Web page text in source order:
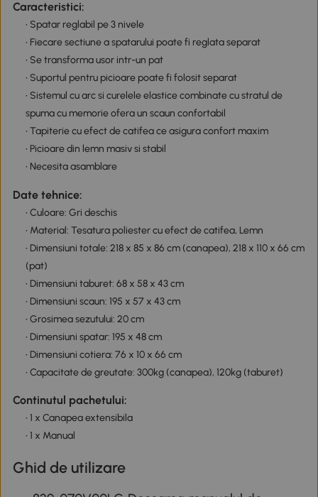
Caracteristici:
• Spatar reglabil pe 3 nivele
• Fiecare sectiune a spatarului poate fi reglata separat
• Se transforma usor intr-un pat
• Suportul pentru picioare poate fi folosit separat
• Sistemul cu arc si curelele elastice combinate cu stratul de
spuma cu memorie ofera un scaun confortabil
• Tapiterie cu efect de catifea ce asigura confort maxim
• Picioare din lemn masiv si stabil
• Necesita asamblare
Date tehnice:
• Culoare: Gri deschis
• Material: Tesatura poliester cu efect de catifea, Lemn
• Dimensiuni totale: 218 x 85 x 86 cm (canapea), 218 x 110 x 66 cm
(pat)
• Dimensiuni taburet: 68 x 58 x 43 cm
• Dimensiuni scaun: 195 x 57 x 43 cm
• Grosimea sezutului: 20 cm
• Dimensiuni spatar: 195 x 48 cm
• Dimensiuni cotiera: 76 x 10 x 66 cm
• Capacitate de greutate: 300kg (canapea), 120kg (taburet)
Continutul pachetului:
• 1 x Canapea extensibila
• 1 x Manual
Ghid de utilizare